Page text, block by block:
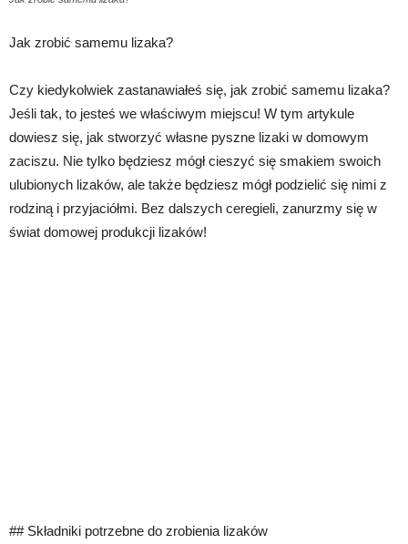
Jak zrobić samemu lizaka?
Czy kiedykolwiek zastanawiałeś się, jak zrobić samemu lizaka?
Jeśli tak, to jesteś we właściwym miejscu! W tym artykule
dowiesz się, jak stworzyć własne pyszne lizaki w domowym
zaciszu. Nie tylko będziesz mógł cieszyć się smakiem swoich
ulubionych lizaków, ale także będziesz mógł podzielić się nimi z
rodziną i przyjaciółmi. Bez dalszych ceregieli, zanurzmy się w
świat domowej produkcji lizaków!
## Składniki potrzebne do zrobienia lizaków